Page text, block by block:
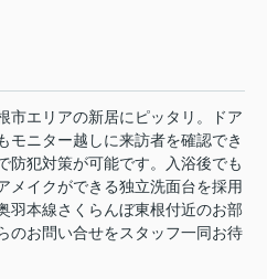
市エリアの新居にピッタリ。ドア
モニター越しに来訪者を確認でき
防犯対策が可能です。入浴後でも
メイクができる独立洗面台を採用
羽本線さくらんぼ東根付近のお部
のお問い合せをスタッフ一同お待